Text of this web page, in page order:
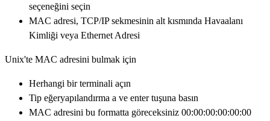
seçeneğini seçin
MAC adresi, TCP/IP sekmesinin alt kısmında Havaalanı
Kimliği veya Ethernet Adresi
Unix'te MAC adresini bulmak için
Herhangi bir terminali açın
Tip eğeryapılandırma a ve enter tuşuna basın
MAC adresini bu formatta göreceksiniz 00:00:00:00:00:00